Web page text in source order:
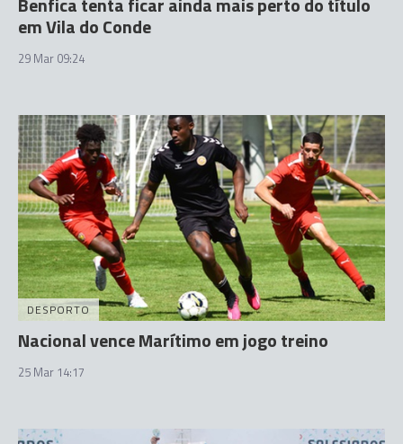
em Vila do Conde
29 Mar 09:24
DESPORTO
Nacional vence Marítimo em jogo treino
25 Mar 14:17